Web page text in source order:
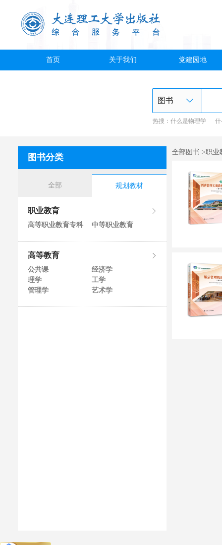
首页 关于我们 党建园地
热搜： 什么是物理学 什
图书分类
全部 规划教材
职业教育
高等职业教育专科 中等职业教育
高等教育
公共课
经济学
理学
工学
管理学
艺术学
全部图书 >职业